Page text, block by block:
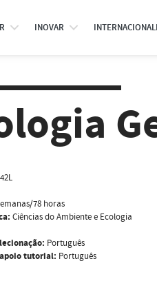
INOVAR
78 horas
Ciências do Ambiente e Ecologia
Português
tutorial: Português